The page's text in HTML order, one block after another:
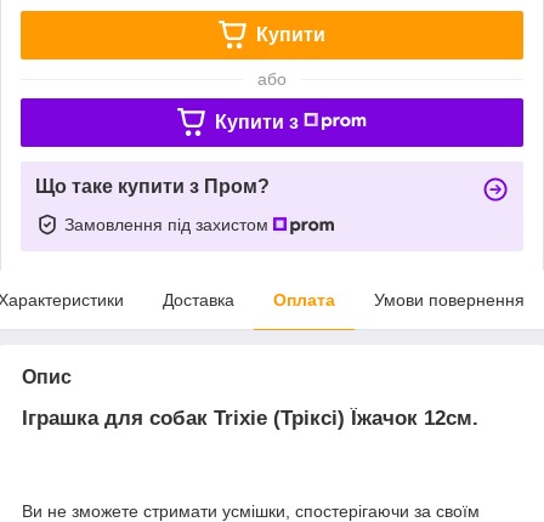
Купити
або
Купити з
Що таке купити з Пром?
Замовлення під захистом
Доставка Оплата Умови повернення
Опис
Іграшка для собак Trixie (Тріксі) Їжачок 12см.
Ви не зможете стримати усмішки, спостерігаючи за своїм